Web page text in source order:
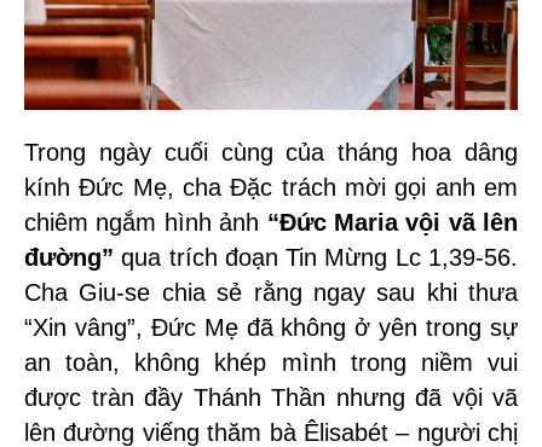
Trong ngày cuối cùng của tháng hoa dâng
kính Đức Mẹ, cha Đặc trách mời gọi anh em
chiêm ngắm hình ảnh “Đức Maria vội vã lên
đường” qua trích đoạn Tin Mừng Lc 1,39-56.
Cha Giu-se chia sẻ rằng ngay sau khi thưa
“Xin vâng”, Đức Mẹ đã không ở yên trong sự
an toàn, không khép mình trong niềm vui
được tràn đầy Thánh Thần nhưng đã vội vã
lên đường viếng thăm bà Êlisabét – người chị